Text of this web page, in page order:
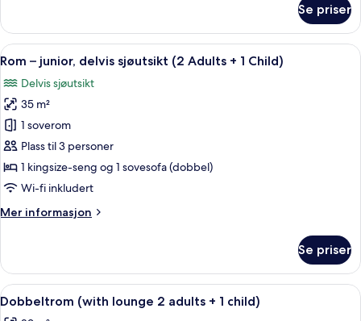
–
classic
(2
+
child)
Se priser
Åpne
alle
bildene
av
Rom
–
junior,
delvis
(2
1
Child)
Sengetøy av topp kvalitet, memory
6
Rom – junior, delvis sjøutsikt (2 Adults + 1 Child)
Delvis sjøutsikt
35 m²
1 soverom
Plass til 3 personer
1 kingsize-seng og 1 sovesofa (dobbel)
Wi-fi inkludert
Mer informasjon
Mer
–
junior,
delvis
Se priser
Åpne
alle
7
Dobbeltrom (with lounge 2 adults + 1 child)